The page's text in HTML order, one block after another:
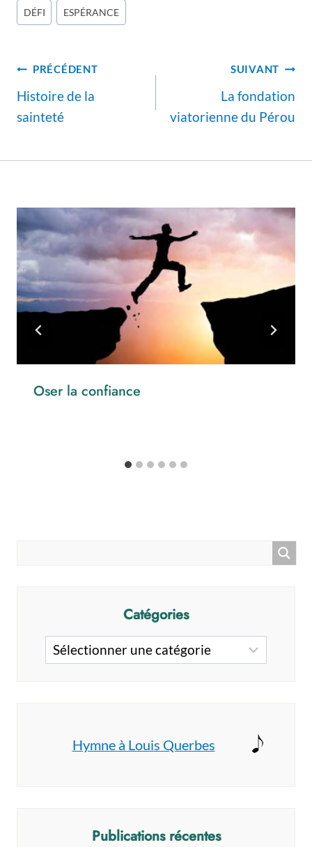
Étiquettes
de
publication :
DÉFI ESPÉRANCE
Navigation
de
l’article
PRÉCÉDENT
Histoire de la
sainteté
SUIVANT
La fondation
viatorienne du Pérou
Oser la confiance
Catégories
Catégories
Hymne à Louis Querbes
Publications récentes